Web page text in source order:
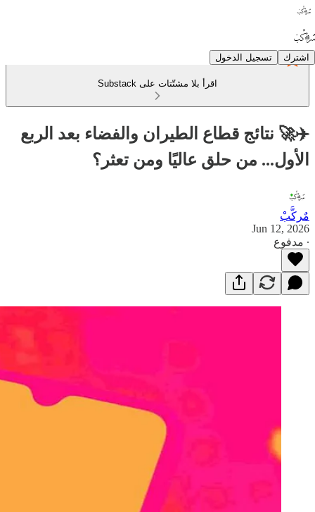
اشترك تسجيل الدخول
اقرأ بلا مشتّتات على Substack
✈️🚀 نتائج قطاع الطيران والفضاء بعد الربع
الأول... من حلق عاليًا ومن تعثر؟
مٌركَّبْ
Jun 12, 2026
∙ مدفوع